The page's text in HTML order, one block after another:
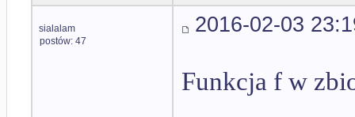
sialalam
postów: 47
2016-02-03
Funkcja f w